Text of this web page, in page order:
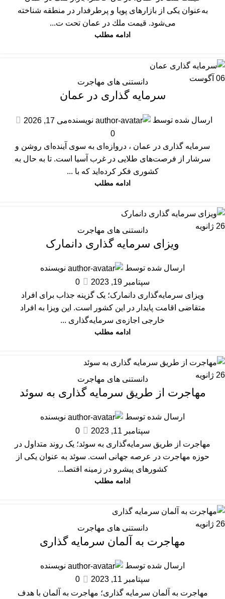
به‌عنوان یکی از بازارهای پویا و پرطرفدار در منطقه شناخته
می‌شود. قیمت ملك در عمان تحت ت...
ادامه مطلب
06 آگوست دانستنی های مهاجرت
سرمایه گذاری در عمان
ارسال شده توسط نویسندهمی 17, 2026
0
سرمایه گذاری در عمان ، دروازه‌ای به سوی آینده‌ای روشن و
سرشار از فرصت‌های طلایی در غرب آسیا است. تا به حال به
کشوری فکر کرده‌اید که با ...
ادامه مطلب
26 ژانویه دانستنی های مهاجرت
ویزای سرمایه گذاری دانمارک
ارسال شده توسط
نویسنده
سپتامبر 19, 2023
0
ویزای سرمایه‌گذاری دانمارک؛ یک گزینه جذاب برای افراد
متقاضی اقامت پایدار در این کشور است. این ویزا به افراد
خارجی اجازه‌ی سرمایه‌گذاری ...
ادامه مطلب
26 ژانویه دانستنی های مهاجرت
مهاجرت از طریق سرمایه گذاری به سوئد
ارسال شده توسط
نویسنده
سپتامبر 11, 2023
0
مهاجرت از طریق سرمایه‌گذاری به سوئد؛ یک روند متداول در
حوزه مهاجرت در عرصه جهانی است. سوئد به عنوان یکی از
کشورهای پیشرو در زمینه اقتصا...
ادامه مطلب
26 ژانویه دانستنی های مهاجرت
مهاجرت به آلمان سرمایه گذاری
ارسال شده توسط
نویسنده
سپتامبر 11, 2023
0
مهاجرت به آلمان سرمایه گذاری؛ مهاجرت به آلمان با هدف